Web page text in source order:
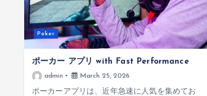
Poker
ポーカー アプリ with Fast Performance
admin March 25, 2026
ポーカーアプリは、近年急速に人気を集めてお